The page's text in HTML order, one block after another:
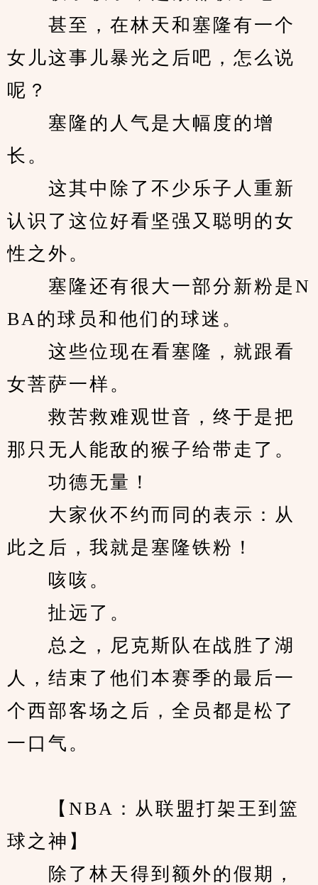
甚至，在林天和塞隆有一个
女儿这事儿暴光之后吧，怎么说
呢？
塞隆的人气是大幅度的增
长。
这其中除了不少乐子人重新
认识了这位好看坚强又聪明的女
性之外。
塞隆还有很大一部分新粉是N
BA的球员和他们的球迷。
这些位现在看塞隆，就跟看
女菩萨一样。
救苦救难观世音，终于是把
那只无人能敌的猴子给带走了。
功德无量！
大家伙不约而同的表示：从
此之后，我就是塞隆铁粉！
咳咳。
扯远了。
总之，尼克斯队在战胜了湖
人，结束了他们本赛季的最后一
个西部客场之后，全员都是松了
一口气。
【NBA：从联盟打架王到篮
球之神】
除了林天得到额外的假期，